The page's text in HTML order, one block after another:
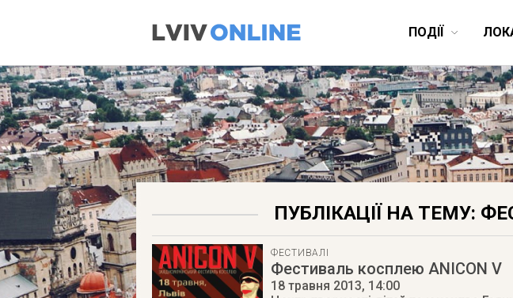
ПОДІЇ
ПУБЛІКАЦІЇ НА ТЕМУ:
ФЕСТИВАЛІ
Фестиваль косплею ANICON V
18 травня 2013, 14:00